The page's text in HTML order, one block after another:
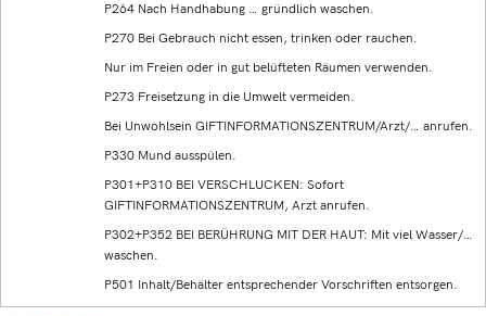
P264 Nach Handhabung … gründlich waschen.
P270 Bei Gebrauch nicht essen, trinken oder rauchen.
Nur im Freien oder in gut belüfteten Räumen verwenden.
P273 Freisetzung in die Umwelt vermeiden.
Bei Unwohlsein GIFTINFORMATIONSZENTRUM/Arzt/… anrufen.
P330 Mund ausspülen.
P301+P310 BEI VERSCHLUCKEN: Sofort
GIFTINFORMATIONSZENTRUM, Arzt anrufen.
P302+P352 BEI BERÜHRUNG MIT DER HAUT: Mit viel Wasser/…
waschen.
P501 Inhalt/Behälter entsprechender Vorschriften entsorgen.